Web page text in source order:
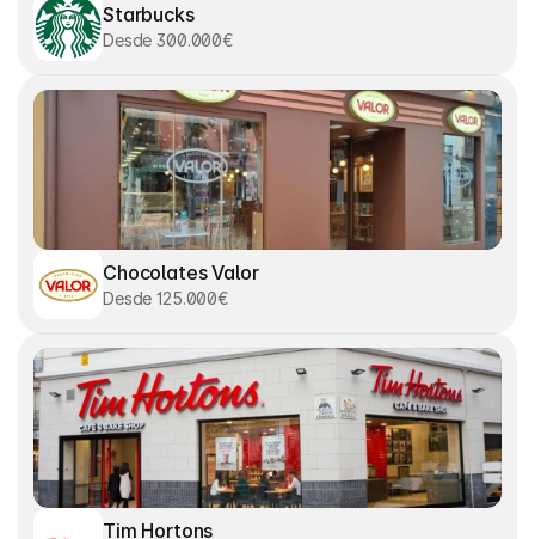
Starbucks
Desde 300.000€
Chocolates Valor
Desde 125.000€
Tim Hortons